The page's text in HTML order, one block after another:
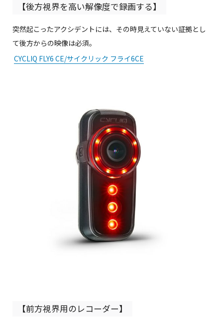
【後方視界を高い解像度で録画する】
突然起こったアクシデントには、その時見えていない証拠とし
て後方からの映像は必須。
CYCLIQ FLY6 CE/サイクリック フライ6CE
【前方視界用のレコーダー】